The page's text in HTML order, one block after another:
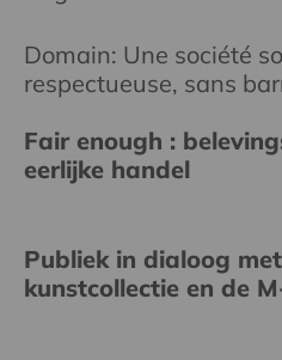
Domain: Une société
respectueuse, sans
Fair enough :
eerlijke handel
Publiek in dialoog
kunstcollectie en de